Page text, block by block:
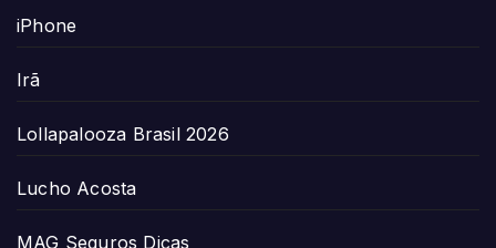
iPhone
Irã
Lollapalooza Brasil 2026
Lucho Acosta
MAG Seguros Dicas